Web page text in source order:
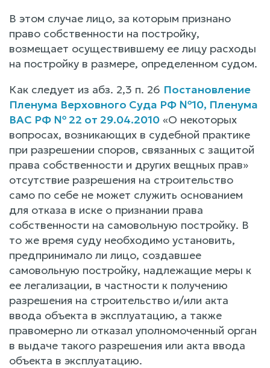
В этом случае лицо, за которым признано
право собственности на постройку,
возмещает осуществившему ее лицу расходы
на постройку в размере, определенном судом.
Как следует из абз. 2,3 п. 26 Постановление
Пленума Верховного Суда РФ №10, Пленума
ВАС РФ № 22 от 29.04.2010 «О некоторых
вопросах, возникающих в судебной практике
при разрешении споров, связанных с защитой
права собственности и других вещных прав»
отсутствие разрешения на строительство
само по себе не может служить основанием
для отказа в иске о признании права
собственности на самовольную постройку. В
то же время суду необходимо установить,
предпринимало ли лицо, создавшее
самовольную постройку, надлежащие меры к
ее легализации, в частности к получению
разрешения на строительство и/или акта
ввода объекта в эксплуатацию, а также
правомерно ли отказал уполномоченный орган
в выдаче такого разрешения или акта ввода
объекта в эксплуатацию.